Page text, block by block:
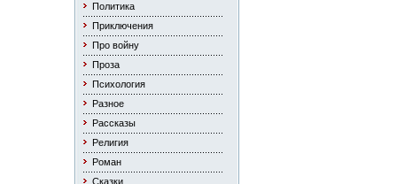
Политика
Приключения
Про войну
Проза
Психология
Разное
Рассказы
Религия
Роман
Сказки